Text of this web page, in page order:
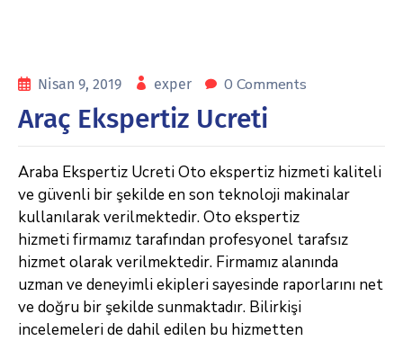
Nisan 9, 2019 exper 0 Comments
Araç Ekspertiz Ucreti
Araba Ekspertiz Ucreti Oto ekspertiz hizmeti kaliteli
ve güvenli bir şekilde en son teknoloji makinalar
kullanılarak verilmektedir. Oto ekspertiz
hizmeti firmamız tarafından profesyonel tarafsız
hizmet olarak verilmektedir. Firmamız alanında
uzman ve deneyimli ekipleri sayesinde raporlarını net
ve doğru bir şekilde sunmaktadır. Bilirkişi
incelemeleri de dahil edilen bu hizmetten